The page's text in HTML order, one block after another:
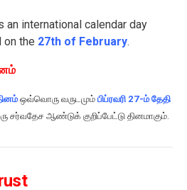
an international calendar day
on the 27th of February.
ஒவ்வொரு வருடமும் பிப்ரவரி 27-ம் தேதி
சர்வதேச ஆண்டுக் குறிப்பேட்டு தினமாகும்.